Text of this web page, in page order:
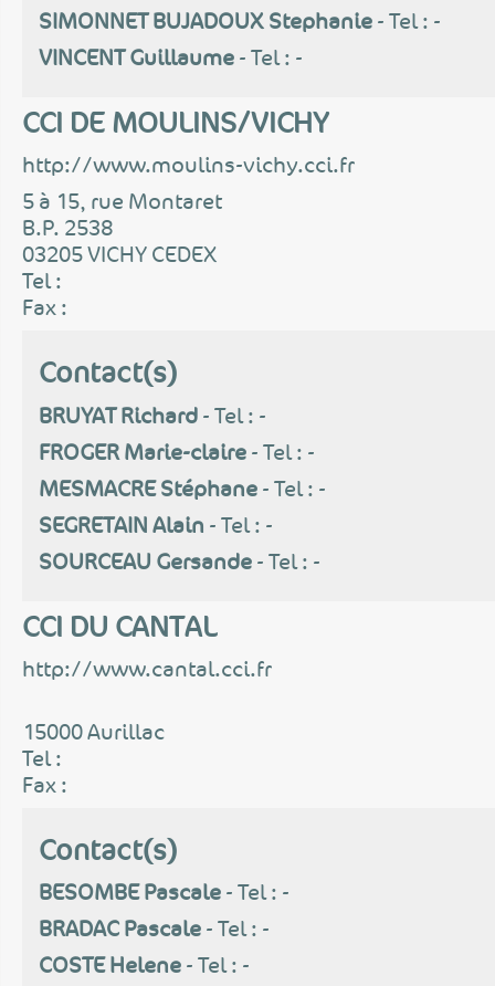
SIMONNET BUJADOUX Stephanie- Tel : -
VINCENT Guillaume- Tel : -
CCI DE MOULINS/VICHY
http://www.moulins-vichy.cci.fr
5 à 15, rue Montaret
B.P. 2538
03205 VICHY CEDEX
Tel :
Fax :
Contact(s)
BRUYAT Richard- Tel : -
FROGER Marie-claire- Tel : -
MESMACRE Stéphane- Tel : -
SEGRETAIN Alain - Tel : -
SOURCEAU Gersande- Tel : -
CCI DU CANTAL
http://www.cantal.cci.fr
15000 Aurillac
Tel :
Fax :
Contact(s)
BESOMBE Pascale- Tel : -
BRADAC Pascale- Tel : -
COSTE Helene- Tel : -